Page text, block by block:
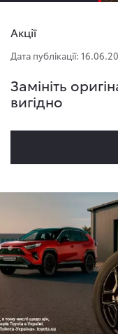
Акції
Дата публікації:
Замініть
вигідно